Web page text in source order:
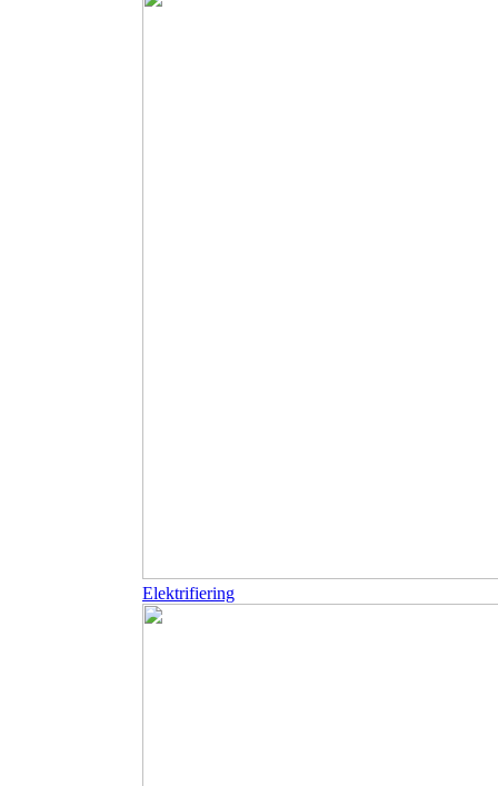
Elektrifiering